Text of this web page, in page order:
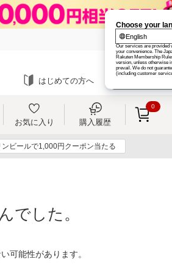
はじめての方へ
お気に入り 購入履歴
0
ンビールで1,000円クーポン当たる
でした。
可能性があります。